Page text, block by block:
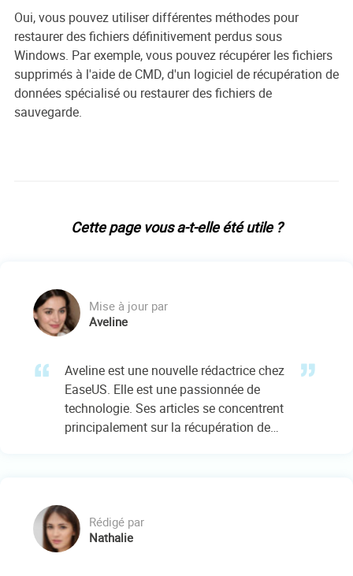
Oui, vous pouvez utiliser différentes méthodes pour
restaurer des fichiers définitivement perdus sous
Windows. Par exemple, vous pouvez récupérer les fichiers
supprimés à l'aide de CMD, d'un logiciel de récupération de
données spécialisé ou restaurer des fichiers de
sauvegarde.
Cette page vous a-t-elle été utile ?
Mise à jour par
Aveline
Aveline est une nouvelle rédactrice chez
EaseUS. Elle est une passionnée de
technologie. Ses articles se concentrent
principalement sur la récupération de
Rédigé par
Nathalie